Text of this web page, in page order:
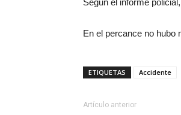
Según el informe
En el percance no hubo
ETIQUETAS Accidente
Artículo anterior